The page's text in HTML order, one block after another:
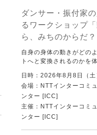
ダンサー・振付家
るワークショップ
ら、みちのからだ？
自身の身体の動きがどの
トへと変換されるのかを体
日時：2026年8月8日（土
会場：NTTインターコミ
ンター [ICC]
主催：NTTインターコミ
ンター [ICC]